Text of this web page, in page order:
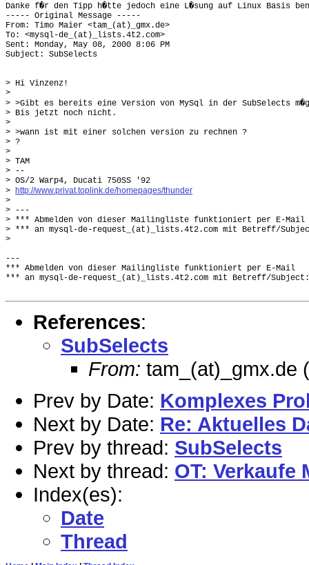
Danke f�r den Tipp h�tte jedoch eine L�sung auf Linux Basis
----- Original Message -----
From: Timo Maier <tam_(at)_gmx.de>
To: <mysql-de_(at)_lists.4t2.com>
Sent: Monday, May 08, 2000 8:06 PM
Subject: SubSelects
> Hi Vinzenz!
>
> >Gibt es bereits eine Version von MySql in der SubSelects
> Bis jetzt noch nicht.
>
> >wann ist mit einer solchen version zu rechnen ?
> ?
>
> TAM
> --
> OS/2 Warp4, Ducati 750SS '92
> http://www.privat.toplink.de/homepages/thunder
>
> ---
> *** Abmelden von dieser Mailingliste funktioniert per E-Mail
> *** an mysql-de-request_(at)_lists.4t2.com mit Betreff/
>
---
*** Abmelden von dieser Mailingliste funktioniert per E-Mail
*** an mysql-de-request_(at)_lists.4t2.com mit Betreff/Subject:
References:
SubSelects
From: tam_(at)_gmx.de
Prev by Date: Komplexes
Next by Date: Re: Aktuelles
Prev by thread: SubSelects
Next by thread: OT: Verkaufe
Index(es):
Date
Thread